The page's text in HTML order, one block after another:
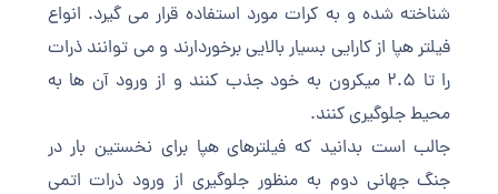
شناخته شده و به کرات مورد استفاده قرار می گیرد. انواع
فیلتر هپا از کارایی بسیار بالایی برخوردارند و می توانند ذرات
را تا 2.5 میکرون به خود جذب کنند و از ورود آن ها به
محیط جلوگیری کنند.
جالب است بدانید که فیلترهای هپا برای نخستین بار در
جنگ جهانی دوم به منظور جلوگیری از ورود ذرات اتمی